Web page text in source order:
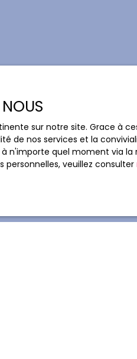
sur notre site. Grace à
nos services et la
quel moment via la
veuillez consulter